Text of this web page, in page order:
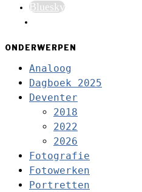
Bluesky
ONDERWERPEN
Analoog
Dagboek 2025
Deventer
2018
2022
2026
Fotografie
Fotowerken
Portretten